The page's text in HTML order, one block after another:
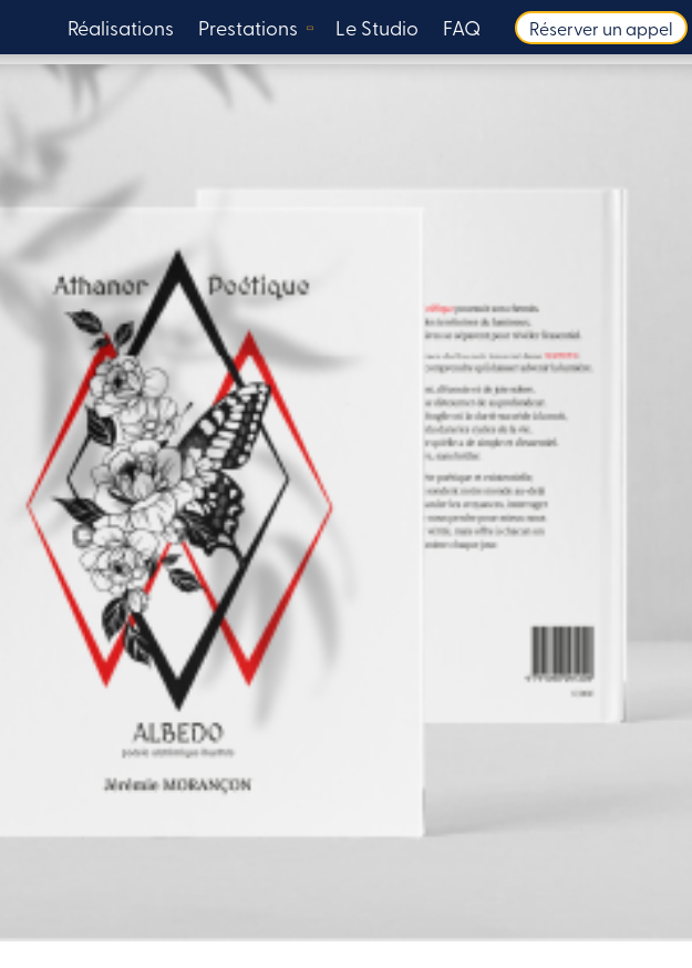
Réalisations Prestations Le Studio FAQ Réserver un appel